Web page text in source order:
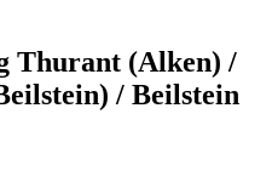
Thurant (Alken) /
/ Beilstein